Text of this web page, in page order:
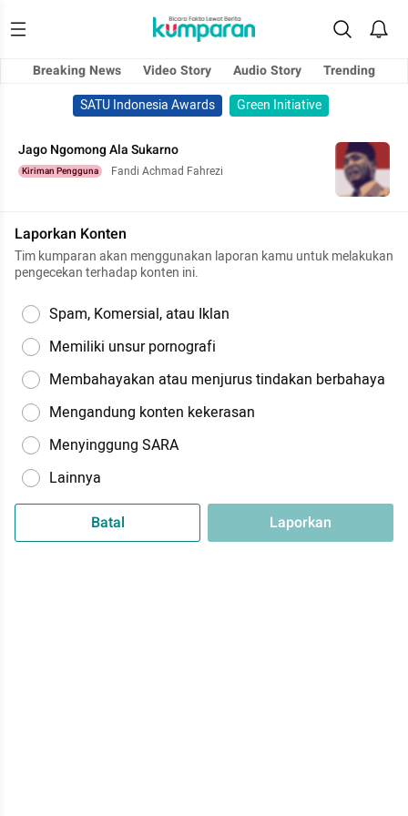
Breaking News Video Story Audio Story
Trending
SATU Indonesia Awards
Green Initiative
Jago Ngomong Ala Sukarno
Kiriman Pengguna Fandi Achmad Fahrezi
Laporkan Konten
Tim kumparan akan menggunakan laporan kamu untuk melakukan
pengecekan terhadap konten ini.
Spam, Komersial, atau Iklan
Memiliki unsur pornografi
Membahayakan atau menjurus tindakan berbahaya
Mengandung konten kekerasan
Menyinggung SARA
Lainnya
Batal Laporkan